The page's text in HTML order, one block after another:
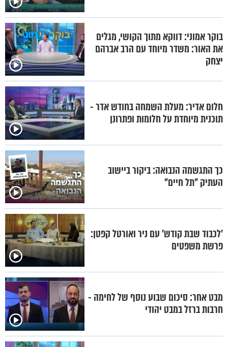
בוקר אמוני: דווקא מתוך הקושי, מגלים
את האור: משדר מיוחד עם הרב אברהם
יצחק
חלום אדיר: מעלת השמחה בחודש אדר -
תוכנית מיוחדת על חלומות ופתרונן
כך התגשמה הנבואה: ביקור ביישוב
העתיק "תל חיים"
'לכבוד שבת קודש' עם ניר ואורטל קפטן:
פרשת משפטים
מבט אחר: סיכום שבוע נוסף של לחימה -
חרבות ברזל במבט יהודי